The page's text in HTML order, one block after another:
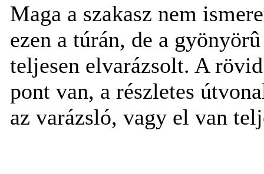
Maga a szakasz nem
ezen a túrán, de a
teljesen elvarázsolt. A
pont van, a részletes
az varázsló, vagy el van